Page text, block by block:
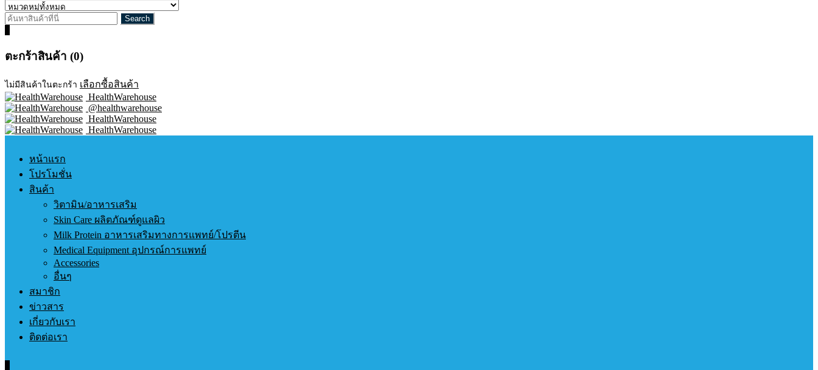
ตะกร้าสินค้า (0)
ไม่มีสินค้าในตะกร้า เลือกซื้อสินค้า
HealthWarehouse
@healthwarehouse
HealthWarehouse
HealthWarehouse
หน้าแรก
โปรโมชั่น
สินค้า
วิตามิน/อาหารเสริม
Skin Care ผลิตภัณฑ์ดูแลผิว
Milk Protein อาหารเสริมทางการแพทย์/โปรตีน
Medical Equipment อุปกรณ์การแพทย์
Accessories
อื่นๆ
สมาชิก
ข่าวสาร
เกี่ยวกับเรา
ติดต่อเรา